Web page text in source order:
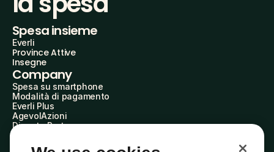
Spesa insieme
Everli
Province Attive
Insegne
Company
Spesa su smartphone
Modalità di pagamento
Everli Plus
AgevolAzioni
Diventa Partner
Everli Shoppers